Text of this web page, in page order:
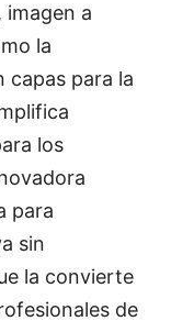
imagen a
la
capas para la
los
para
sin
la convierte
de